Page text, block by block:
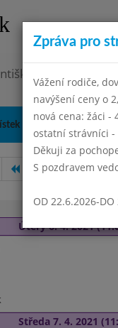
Palackého,
Únor 2021
Úterý 6. 4. 2021
Středa 7. 4. 2021
Zpráva pro
Vážení rodiče,
navýšení ceny o
nová cena: žáci -
ostatní strávníci -
Děkuji za
S pozdravem
OD 22.6.2026-DO